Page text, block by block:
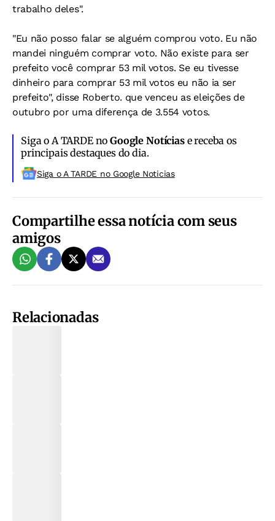
trabalho deles".
"Eu não posso falar se alguém comprou voto. Eu não
mandei ninguém comprar voto. Não existe para ser
prefeito você comprar 53 mil votos. Se eu tivesse
dinheiro para comprar 53 mil votos eu não ia ser
prefeito", disse Roberto. que venceu as eleições de
outubro por uma diferença de 3.554 votos.
Siga o A TARDE noGoogle Notíciase receba os
principais destaques do dia.
Siga o A TARDE no Google Noticias
Compartilhe essa notícia com seus
amigos
Relacionadas